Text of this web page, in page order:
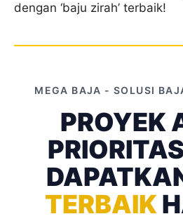
dengan ‘baju zirah’ terbaik!
MEGA BAJA - SOLUSI
PROYEK
TERBAIK